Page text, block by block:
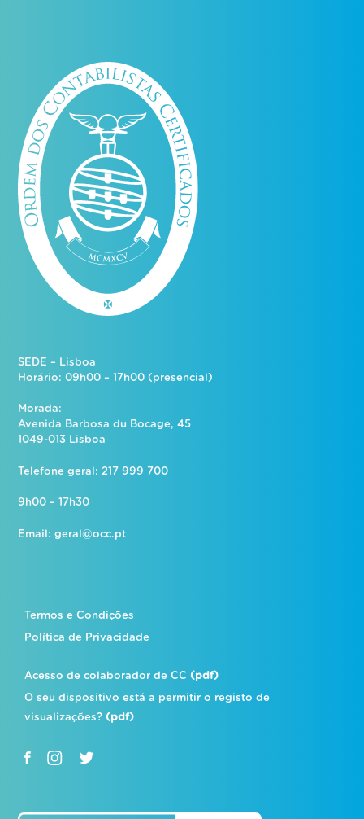
SEDE – Lisboa
Horário: 09h00 – 17h00 (presencial)
Morada:
Avenida Barbosa du Bocage, 45
1049-013 Lisboa
Telefone geral: 217 999 700
9h00 – 17h30
Email:geral@occ.pt
Termos e Condições
Política de Privacidade
Acesso de colaborador de CC(pdf)
O seu dispositivo está a permitir o registo de
visualizações?(pdf)